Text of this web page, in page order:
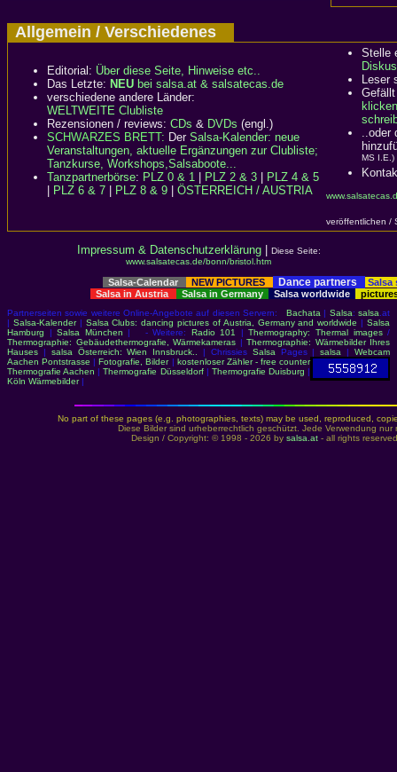
Allgemein / Verschiedenes
Editorial: Über diese Seite, Hinweise etc..
Das Letzte: NEU bei salsa.at & salsatecas.de
verschiedene andere Länder:
WELTWEITE Clubliste
Rezensionen / reviews: CDs & DVDs (engl.)
SCHWARZES BRETT: Der Salsa-Kalender: neue
Veranstaltungen, aktuelle Ergänzungen zur Clubliste;
Tanzkurse, Workshops,Salsaboote...
Tanzpartnerbörse: PLZ 0 & 1 PLZ 2 & 3
PLZ 4 & 5
PLZ 6 & 7 PLZ 8 & 9 ÖSTERREICH / AUSTRIA
Stelle
Leser
klicken
..oder
MS I.E.)
veröffentlichen /
Impressum & Datenschutzerklärung|
Diese Seite:
www.salsatecas.de/bonn/bristol.htm
Salsa-Calendar NEW PICTURES Dance partners
Salsa
Salsa in Austria
Salsa in Germany Salsa worldwide
Partnerseiten sowie weitere Online-Angebote auf diesen Servern: Bachata | Salsa:salsa .at
| Salsa-Kalender| Salsa Clubs: dancing pictures of Austria, Germany and worldwide |Salsa
Hamburg |Salsa München | - Weitere: Radio 101 |Thermography: Thermal images/
Thermographie: Gebäudethermografie, Wärmekameras | Thermographie: Wärmebilder Ihres
Hauses | salsa Österreich: Wien Innsbruck.. | Chrissies Salsa Pages |salsa |Webcam
Aachen Pontstrasse |Fotografie, Bilder| kostenloser Zähler - free counter
Thermografie Aachen |Thermografie Düsseldorf| Thermografie Duisburg |
Köln Wärmebilder|
No part of these pages (e.g. photographies, texts) may be used, reproduced,
Diese Bilder sind urheberrechtlich geschützt. Jede Verwendung
Design / Copyright: © 1998 - 2026 by salsa.at- all rights